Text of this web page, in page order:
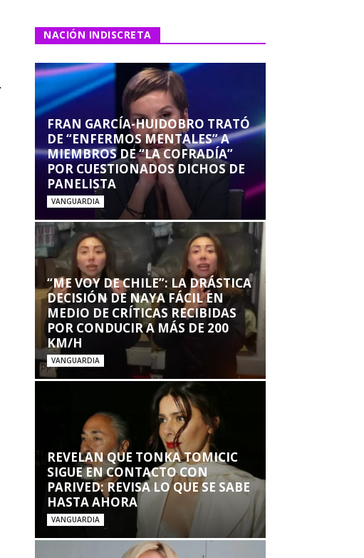
NACIÓN INDISCRETA
FRAN GARCÍA-HUIDOBRO TRATÓ
DE “ENFERMOS MENTALES” A
MIEMBROS DE “LA COFRADÍA”
POR CUESTIONADOS DICHOS DE
PANELISTA
VANGUARDIA
“ME VOY DE CHILE”: LA DRÁSTICA
DECISIÓN DE NAYA FÁCIL EN
MEDIO DE CRÍTICAS RECIBIDAS
POR CONDUCIR A MÁS DE 200
KM/H
VANGUARDIA
REVELAN QUE TONKA TOMICIC
SIGUE EN CONTACTO CON
PARIVED: REVISA LO QUE SE SABE
HASTA AHORA
VANGUARDIA